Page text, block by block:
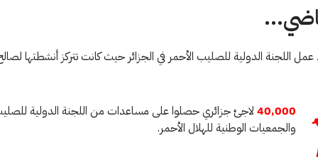
اللجنة الدولية للصليب الأحمر في الجزائر حيث كانت تتركز أنشطتها
40,000 لاجئ جزائري حصلوا على مساعدات من اللجنة الدولية
والجمعيات الوطنية للهلال الأحمر.